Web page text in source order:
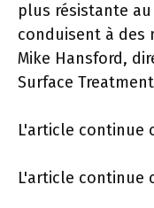
plus résistante
conduisent à des
Mike Hansford,
Surface
L'article continue
L'article continue